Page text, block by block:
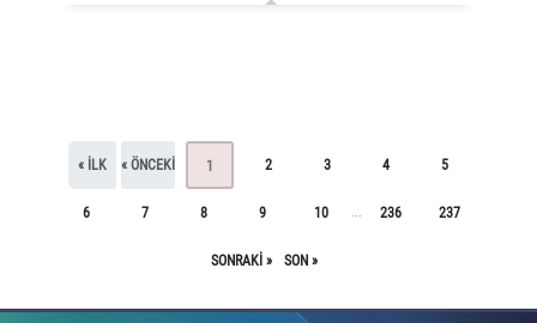
« ILK « ÖNCEKI 1 2 3 4 5
6 7 8 9 10 236 237
SONRAKI » SON »